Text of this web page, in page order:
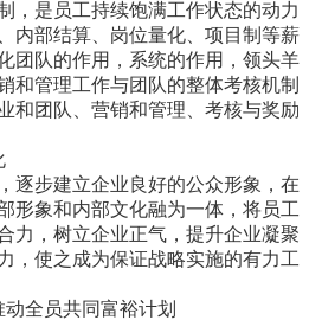
，是员工持续饱满工作状态的动力
内部结算、岗位量化、项目制等薪
团队的作用，系统的作用，领头羊
和管理工作与团队的整体考核机制
和团队、营销和管理、考核与奖励
逐步建立企业良好的公众形象，在
形象和内部文化融为一体，将员工
力，树立企业正气，提升企业凝聚
，使之成为保证战略实施的有力工
全员共同富裕计划